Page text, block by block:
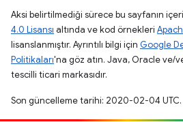
Aksi belirtilmediği sürece bu sayfanın
4.0 Lisansı altında ve kod örnekleri
lisanslanmıştır. Ayrıntılı bilgi için Google
Politikaları'na göz atın. Java, Oracle ve/
tescilli ticari markasıdır.
Son güncelleme tarihi: 2020-02-04 UTC.